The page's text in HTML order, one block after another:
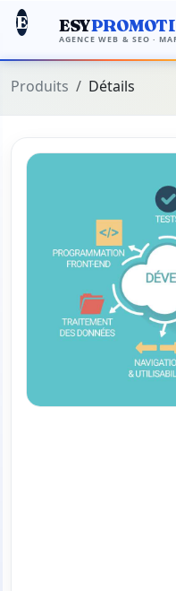
E ESY
AGENCE WEB & SEO ·
Produits Détails